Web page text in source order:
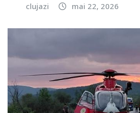
clujazi mai 22, 2026